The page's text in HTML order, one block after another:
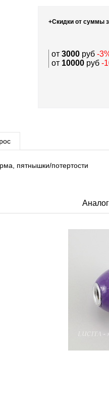
+Скидки от суммы
от3000руб -
от 10000руб -
пятнышки/потертости